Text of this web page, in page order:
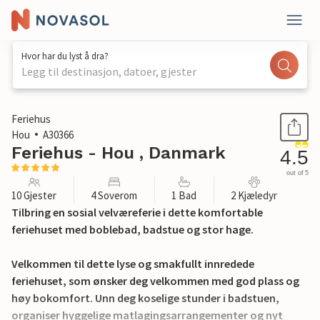
Hvor har du lyst å dra?
Legg til destinasjon, datoer, gjester
1 / 26
Feriehus
Hou
A30366
Feriehus - Hou , Danmark 4.5
out of 5
10 Gjester 4 Soverom 1 Bad 2 Kjæledyr
Tilbring en sosial velværeferie i dette komfortable
feriehuset med boblebad, badstue og stor hage.
Velkommen til dette lyse og smakfullt innredede
feriehuset, som ønsker deg velkommen med god plass og
høy bokomfort. Unn deg koselige stunder i badstuen,
organiser hyggelige matlagingsarrangementer og nyt